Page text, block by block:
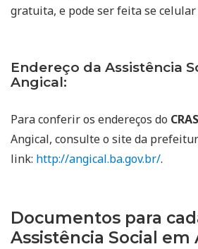
gratuita, e pode ser feita se
Endereço da Assistência
Angical:
Para conferir os endereços do CRAS
Angical, consulte o site da
link: http://angical.ba.gov.br/.
Documentos para
Assistência Social em